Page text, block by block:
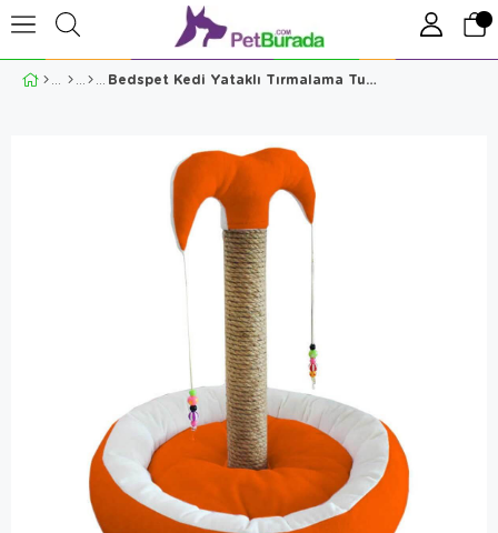
Bedspet Kedi Yataklı Tırmalama Turuncu